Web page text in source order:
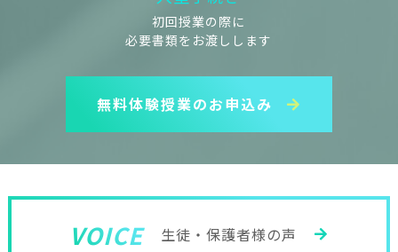
初回授業の際に
必要書類をお渡しします
無料体験授業のお申込み
VOICE 生徒・保護者様の声